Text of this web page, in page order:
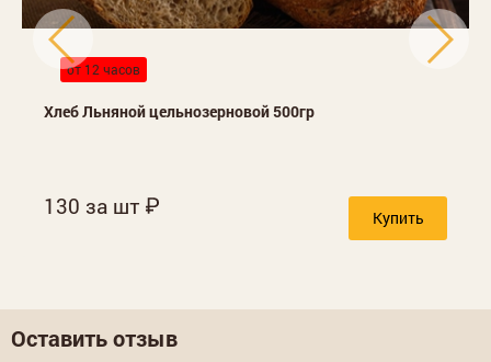
от 12 часов
Хлеб Льняной цельнозерновой 500гр
130 за шт Купить
Оставить отзыв